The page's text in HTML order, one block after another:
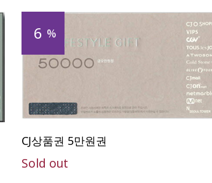
6 %
CJ상품권 5만원권
Sold out